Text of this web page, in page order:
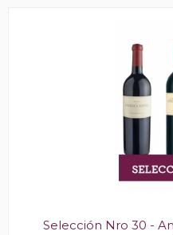
Selección Nro 30 -